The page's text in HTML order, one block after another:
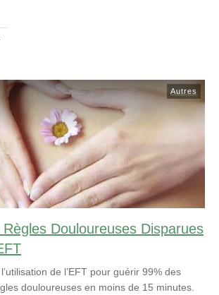
Autres
Douloureuses Disparues
de l’EFT pour guérir 99% des
douloureuses en moins de 15 minutes.